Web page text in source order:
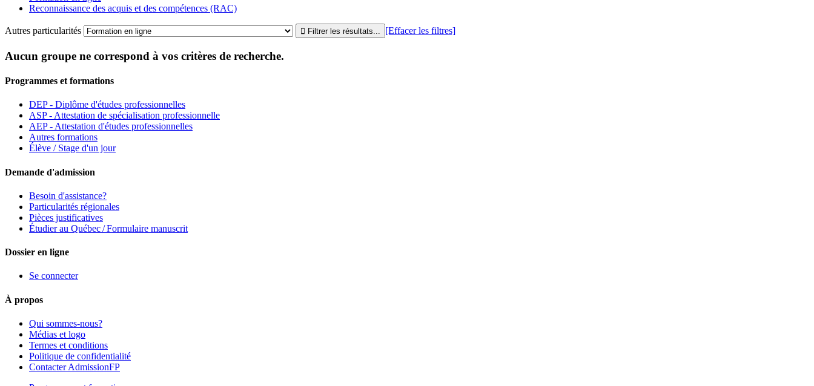
Reconnaissance des acquis et des compétences (RAC)
Autres particularités [Effacer les filtres]
Aucun groupe ne correspond à vos critères de recherche.
Programmes et formations
DEP - Diplôme d'études professionnelles
ASP - Attestation de spécialisation professionnelle
AEP - Attestation d'études professionnelles
Autres formations
Élève / Stage d'un jour
Demande d'admission
Besoin d'assistance?
Particularités régionales
Pièces justificatives
Étudier au Québec / Formulaire manuscrit
Dossier en ligne
Se connecter
À propos
Qui sommes-nous?
Médias et logo
Termes et conditions
Politique de confidentialité
Contacter AdmissionFP